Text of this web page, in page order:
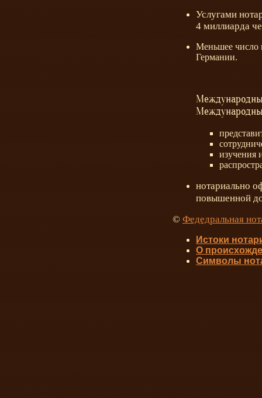
Услугами
4 миллиарда
Меньшее число
Германии.
изучения
нотариально
повышенной
© Федедральная
Истоки
О
Символы